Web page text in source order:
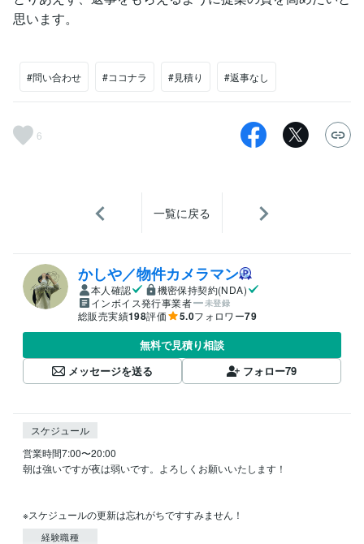
思います。
#問い合わせ #ココナラ #見積り #返事なし
6
一覧に戻る
かしや／物件カメラマン
本人確認
機密保持契約(NDA)
インボイス発行事業者
未登録
総販売実績198評価 5.0フォロワー79
無料で見積り相談
メッセージを送る
フォロー79
スケジュール
営業時間7:00〜20:00
朝は強いですが夜は弱いです。よろしくお願いいたします！
※スケジュールの更新は忘れがちですすみません！
経験職種